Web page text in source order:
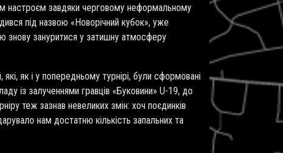
настроєм завдяки черговому неформальному
під назвою «Новорічний кубок», уже
знову зануритися у затишну атмосферу
як і у попередньому турнірі, були сформовані
із залученнями гравців «Буковини» U-19, до
теж зазнав невеликих змін: хоч поєдинків
нам достатню кількість запальних та